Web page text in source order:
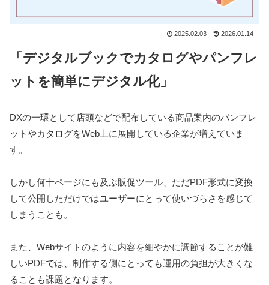
2025.02.03 2026.01.14
「デジタルブックでカタログやパンフレ
ットを簡単にデジタル化」
DXの一環として店頭などで配布している商品案内のパンフレ
ットやカタログをWeb上に展開している企業が増えていま
す。
しかし何十ページにも及ぶ販促ツール、ただPDF形式に変換
して公開しただけではユーザーにとって使いづらさを感じて
しまうことも。
また、Webサイトのように内容を細やかに調節することが難
しいPDFでは、制作する側にとっても運用の負担が大きくな
ることも課題となります。